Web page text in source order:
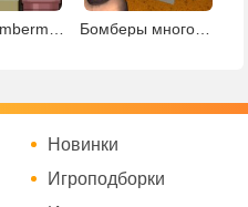
Бомберы многопользовательская
Новинки
Игроподборки